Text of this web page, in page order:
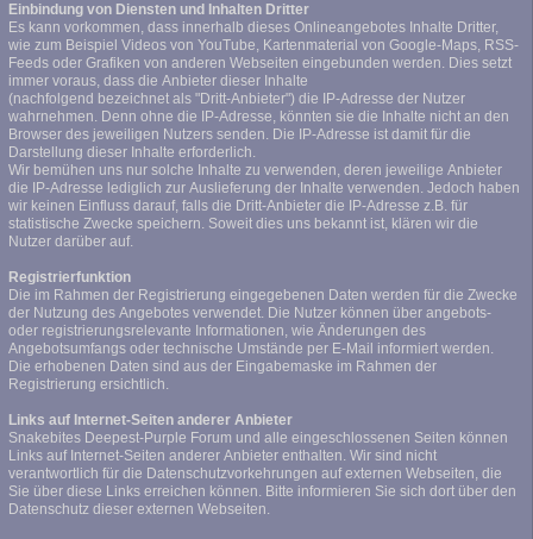
Einbindung von Diensten und Inhalten Dritter
Es kann vorkommen, dass innerhalb dieses Onlineangebotes Inhalte Dritter,
wie zum Beispiel Videos von YouTube, Kartenmaterial von Google-Maps, RSS-
Feeds oder Grafiken von anderen Webseiten eingebunden werden. Dies setzt
immer voraus, dass die Anbieter dieser Inhalte
(nachfolgend bezeichnet als "Dritt-Anbieter") die IP-Adresse der Nutzer
wahrnehmen. Denn ohne die IP-Adresse, könnten sie die Inhalte nicht an den
Browser des jeweiligen Nutzers senden. Die IP-Adresse ist damit für die
Darstellung dieser Inhalte erforderlich.
Wir bemühen uns nur solche Inhalte zu verwenden, deren jeweilige Anbieter
die IP-Adresse lediglich zur Auslieferung der Inhalte verwenden. Jedoch haben
wir keinen Einfluss darauf, falls die Dritt-Anbieter die IP-Adresse z.B. für
statistische Zwecke speichern. Soweit dies uns bekannt ist, klären wir die
Nutzer darüber auf.
Registrierfunktion
Die im Rahmen der Registrierung eingegebenen Daten werden für die Zwecke
der Nutzung des Angebotes verwendet. Die Nutzer können über angebots-
oder registrierungsrelevante Informationen, wie Änderungen des
Angebotsumfangs oder technische Umstände per E-Mail informiert werden.
Die erhobenen Daten sind aus der Eingabemaske im Rahmen der
Registrierung ersichtlich.
Links auf Internet-Seiten anderer Anbieter
Snakebites Deepest-Purple Forum und alle eingeschlossenen Seiten können
Links auf Internet-Seiten anderer Anbieter enthalten. Wir sind nicht
verantwortlich für die Datenschutzvorkehrungen auf externen Webseiten, die
Sie über diese Links erreichen können. Bitte informieren Sie sich dort über den
Datenschutz dieser externen Webseiten.